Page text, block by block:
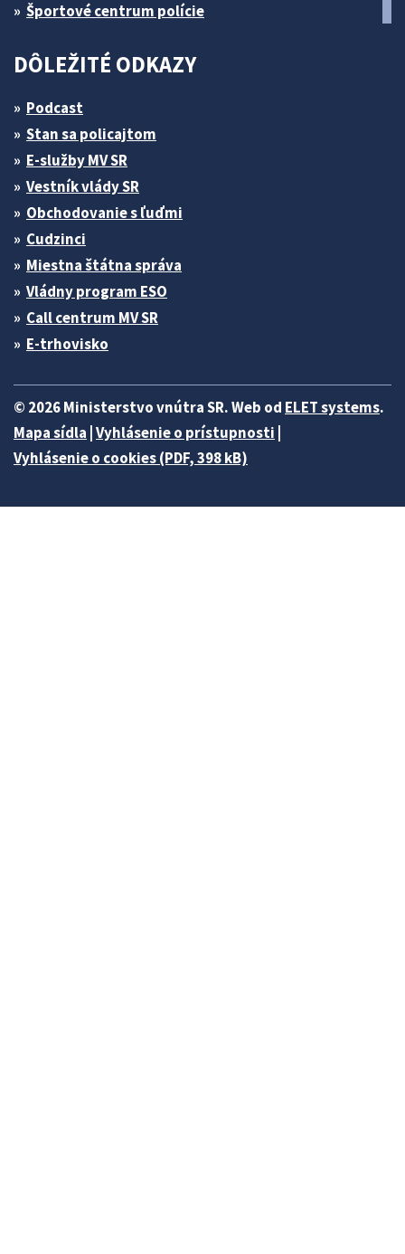
Športové centrum polície
DÔLEŽITÉ ODKAZY
Podcast
Stan sa policajtom
E-služby MV SR
Vestník vlády SR
Obchodovanie s ľuďmi
Cudzinci
Miestna štátna správa
Vládny program ESO
Call centrum MV SR
E-trhovisko
© 2026 Ministerstvo vnútra SR. Web od ELET systems.
Mapa sídla Vyhlásenie o prístupnosti
Vyhlásenie o cookies (PDF, 398 kB)